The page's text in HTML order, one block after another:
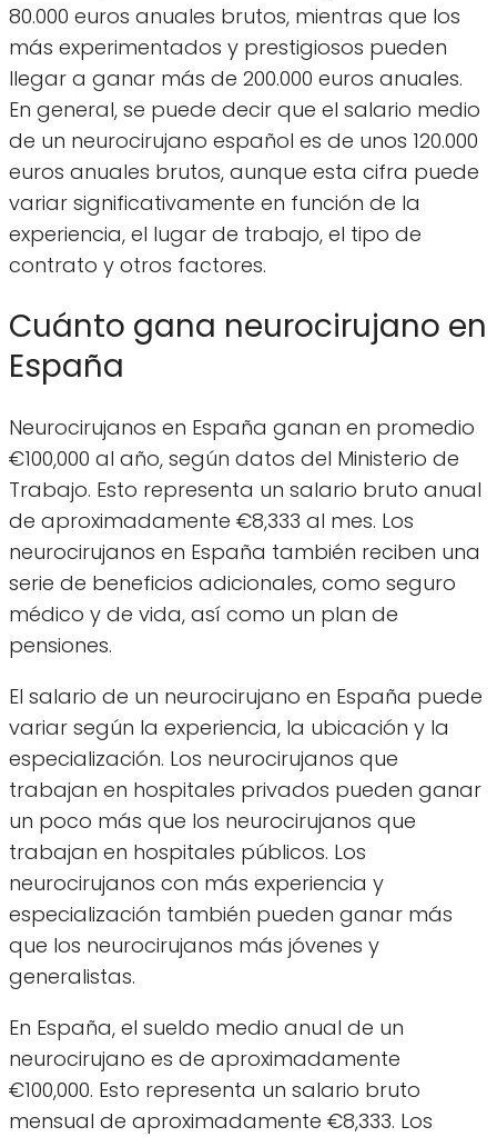
80.000 euros anuales brutos, mientras que los
más experimentados y prestigiosos pueden
llegar a ganar más de 200.000 euros anuales.
En general, se puede decir que el salario medio
de un neurocirujano español es de unos 120.000
euros anuales brutos, aunque esta cifra puede
variar significativamente en función de la
experiencia, el lugar de trabajo, el tipo de
contrato y otros factores.
Cuánto gana neurocirujano en
España
Neurocirujanos en España ganan en promedio
€100,000 al año, según datos del Ministerio de
Trabajo. Esto representa un salario bruto anual
de aproximadamente €8,333 al mes. Los
neurocirujanos en España también reciben una
serie de beneficios adicionales, como seguro
médico y de vida, así como un plan de
pensiones.
El salario de un neurocirujano en España puede
variar según la experiencia, la ubicación y la
especialización. Los neurocirujanos que
trabajan en hospitales privados pueden ganar
un poco más que los neurocirujanos que
trabajan en hospitales públicos. Los
neurocirujanos con más experiencia y
especialización también pueden ganar más
que los neurocirujanos más jóvenes y
generalistas.
En España, el sueldo medio anual de un
neurocirujano es de aproximadamente
€100,000. Esto representa un salario bruto
mensual de aproximadamente €8,333. Los